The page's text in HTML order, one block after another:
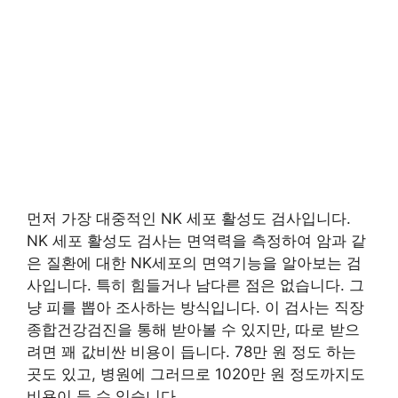
먼저 가장 대중적인 NK 세포 활성도 검사입니다.
NK 세포 활성도 검사는 면역력을 측정하여 암과 같
은 질환에 대한 NK세포의 면역기능을 알아보는 검
사입니다. 특히 힘들거나 남다른 점은 없습니다. 그
냥 피를 뽑아 조사하는 방식입니다. 이 검사는 직장
종합건강검진을 통해 받아볼 수 있지만, 따로 받으